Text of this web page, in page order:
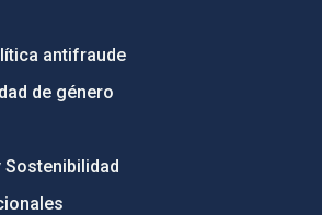
antifraude
de género
Sostenibilidad